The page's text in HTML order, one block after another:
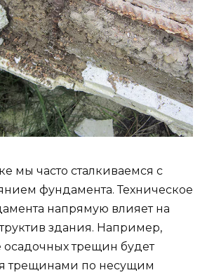
мы часто сталкиваемся с
фундамента. Техническое
напрямую влияет на
здания. Например,
трещин будет
трещинами по несущим